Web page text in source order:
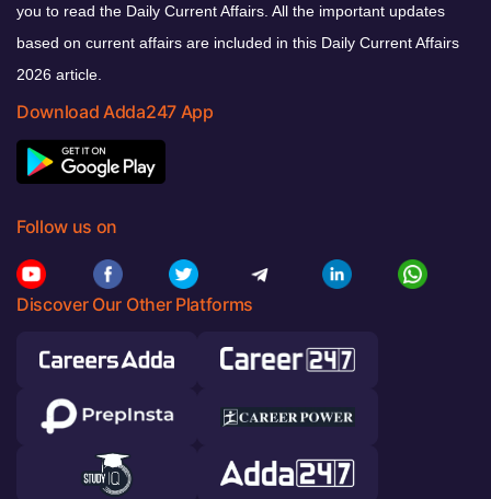
you to read the Daily Current Affairs. All the important updates
based on current affairs are included in this Daily Current Affairs
2026 article.
Download Adda247 App
Follow us on
Discover Our Other Platforms